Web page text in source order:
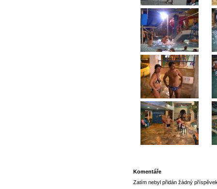
Komentáře
Zatím nebyl přidán žádný